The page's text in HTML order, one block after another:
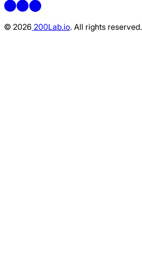
© 2026 200Lab.io. All rights reserved.